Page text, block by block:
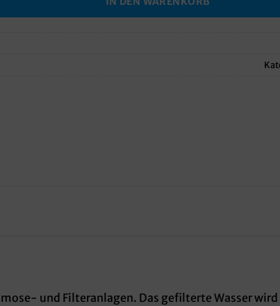
und Filteranlagen. Das gefilterte Wasser wird